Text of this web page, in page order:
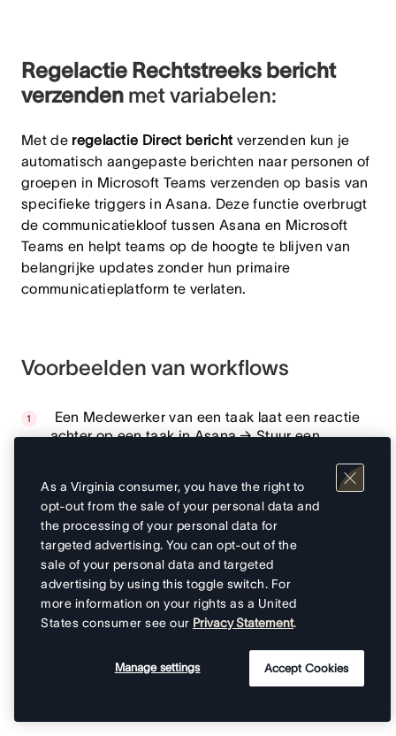
Regelactie Rechtstreeks bericht
verzenden met variabelen:
Met deregelactie Direct bericht verzenden kun je
automatisch aangepaste berichten naar personen of
groepen in Microsoft Teams verzenden op basis van
specifieke triggers in Asana. Deze functie overbrugt
de communicatiekloof tussen Asana en Microsoft
Teams en helpt teams op de hoogte te blijven van
belangrijke updates zonder hun primaire
communicatieplatform te verlaten.
Voorbeelden van workflows
Een Medewerker van een taak laat een reactie
achter op een taak in Asana → Stuur een
Verantwoordelijke van de taak via een DM in
Microsoft Teams.
Een taak is van status veranderd → Stuur een
herinnering naar een groep via een Microsoft
Teams-DM, zodat mensen weten dat ze deze
moeten opvolgen.
Belanghebbenden waarschuwen voor
naderende deadlines
Stuur groepsberichten voor taakupdates die de
aandacht van het team vereisen
As a Virginia consumer, you have the right to
opt-out from the sale of your personal data and
the processing of your personal data for
targeted advertising. You can opt-out of the
sale of your personal data and targeted
advertising by using this toggle switch. For
more information on your rights as a United
States consumer see our Privacy Statement.
Manage settings Accept Cookies